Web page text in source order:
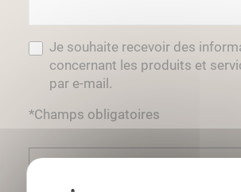
Je souhaite recevoir des
concernant les produits et
par e-mail.
*Champs obligatoires